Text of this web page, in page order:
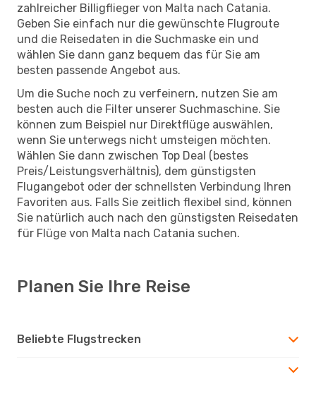
zahlreicher Billigflieger von Malta nach Catania.
Geben Sie einfach nur die gewünschte Flugroute
und die Reisedaten in die Suchmaske ein und
wählen Sie dann ganz bequem das für Sie am
besten passende Angebot aus.
Um die Suche noch zu verfeinern, nutzen Sie am
besten auch die Filter unserer Suchmaschine. Sie
können zum Beispiel nur Direktflüge auswählen,
wenn Sie unterwegs nicht umsteigen möchten.
Wählen Sie dann zwischen Top Deal (bestes
Preis/Leistungsverhältnis), dem günstigsten
Flugangebot oder der schnellsten Verbindung Ihren
Favoriten aus. Falls Sie zeitlich flexibel sind, können
Sie natürlich auch nach den günstigsten Reisedaten
für Flüge von Malta nach Catania suchen.
Planen Sie Ihre Reise
Beliebte Flugstrecken